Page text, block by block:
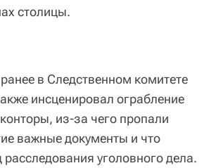
столицы.
в Следственном комитете
инсценировал ограбление
из-за чего пропали
важные документы и что
уголовного дела.